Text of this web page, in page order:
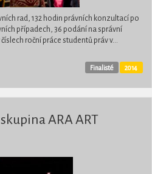
rad, 132 hodin právních konzultací po
případech, 36 podání na správní
roční práce studentů práv v...
2014
Finalisté
ARA ART